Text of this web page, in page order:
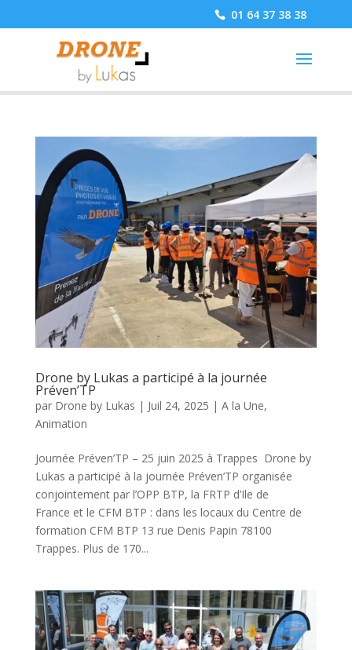
01 64 37 38 38
Drone by Lukas a participé à la journée
Préven’TP
par Drone by Lukas | Juil 24, 2025 | A la Une,
Animation
Journée Préven’TP – 25 juin 2025 à Trappes Drone by
Lukas a participé à la journée Préven’TP organisée
conjointement par l’OPP BTP, la FRTP d’Ile de
France et le CFM BTP : dans les locaux du Centre de
formation CFM BTP 13 rue Denis Papin 78100
Trappes. Plus de 170...